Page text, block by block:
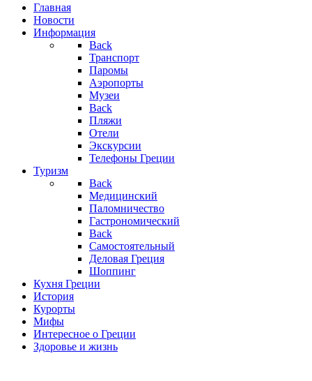
Главная
Новости
Информация
Back
Транспорт
Паромы
Аэропорты
Музеи
Back
Пляжи
Отели
Экскурсии
Телефоны Греции
Туризм
Back
Медицинский
Паломничество
Гастрономический
Back
Самостоятельный
Деловая Греция
Шоппинг
Кухня Греции
История
Курорты
Мифы
Интересное о Греции
Здоровье и жизнь